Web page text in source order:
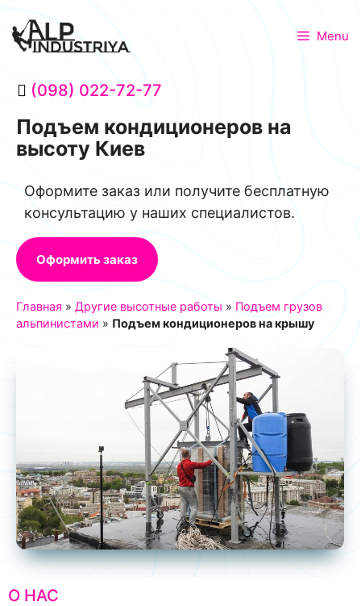
Menu
(098) 022-72-77
Подъем кондиционеров на
высоту Киев
Оформите заказ или получите бесплатную
консультацию у наших специалистов.
Оформить заказ
Главная » Другие высотные работы » Подъем грузов
альпинистами » Подъем кондиционеров на крышу
О НАС